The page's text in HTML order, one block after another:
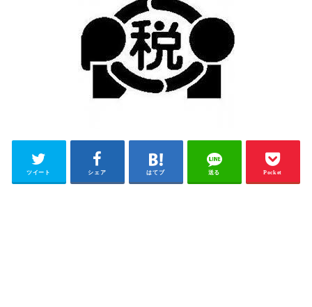
ツイート シェア はてブ 送る Pocket